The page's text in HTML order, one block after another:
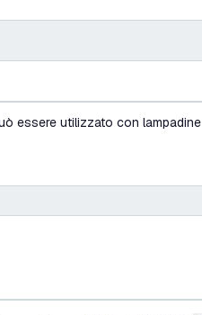
essere utilizzato con lampadine